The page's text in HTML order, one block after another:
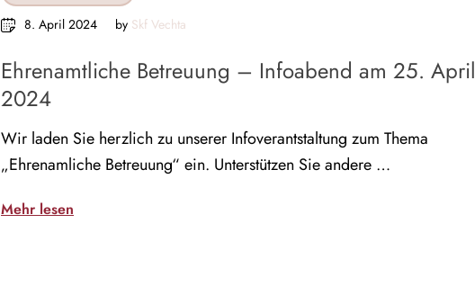
8. April 2024 by Skf Vechta
Ehrenamtliche Betreuung – Infoabend am 25. April
2024
Wir laden Sie herzlich zu unserer Infoverantstaltung zum Thema
„Ehrenamliche Betreuung“ ein. Unterstützen Sie andere …
Mehr lesen